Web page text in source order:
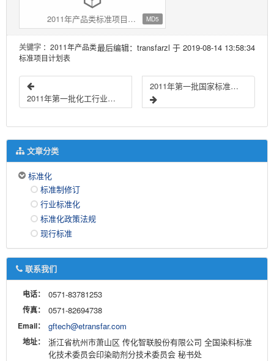
2011年产品类标准项目计划表.zip MD5
最后编辑：transfarzl 于 2019-08-14 13:58:34
关键字 ：2011年产品类
标准项目计划表
2011年第一批化工行业标准制修订计划
2011年第一批国家标准制定计划项目汇总表
文章分类
标准化
标准制修订
行业标准化
标准化政策法规
现行标准
联系我们
电话： 0571-83781253
传真： 0571-82694738
Email： gftech@etransfar.com
地址：
浙江省杭州市萧山区 传化智联股份有限公司 全国染料标准
化技术委员会印染助剂分技术委员会 秘书处